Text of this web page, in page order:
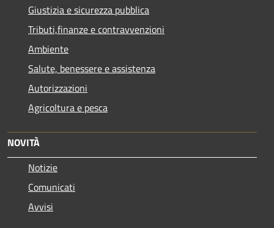
Giustizia e sicurezza pubblica
Tributi,finanze e contravvenzioni
Ambiente
Salute, benessere e assistenza
Autorizzazioni
Agricoltura e pesca
NOVITÀ
Notizie
Comunicati
Avvisi